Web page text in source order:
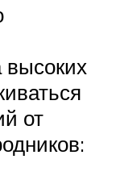
высоких
от